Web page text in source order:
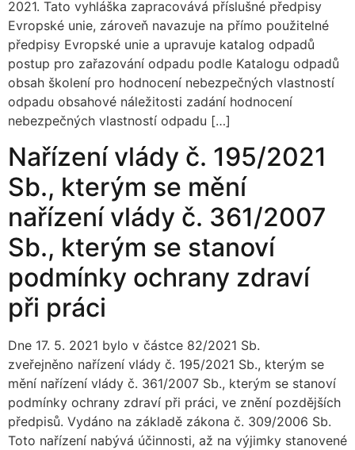
2021. Tato vyhláška zapracovává příslušné předpisy
Evropské unie, zároveň navazuje na přímo použitelné
předpisy Evropské unie a upravuje katalog odpadů
postup pro zařazování odpadu podle Katalogu odpadů
obsah školení pro hodnocení nebezpečných vlastností
odpadu obsahové náležitosti zadání hodnocení
nebezpečných vlastností odpadu […]
Nařízení vlády č. 195/2021
Sb., kterým se mění
nařízení vlády č. 361/2007
Sb., kterým se stanoví
podmínky ochrany zdraví
při práci
Dne 17. 5. 2021 bylo v částce 82/2021 Sb.
zveřejněno nařízení vlády č. 195/2021 Sb., kterým se
mění nařízení vlády č. 361/2007 Sb., kterým se stanoví
podmínky ochrany zdraví při práci, ve znění pozdějších
předpisů. Vydáno na základě zákona č. 309/2006 Sb.
Toto nařízení nabývá účinnosti, až na výjimky stanovené